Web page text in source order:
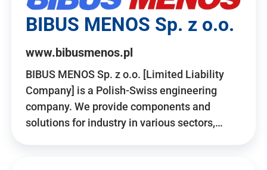
BIBUS MENOS Sp. z o.o.
www.bibusmenos.pl
BIBUS MENOS Sp. z o.o. [Limited Liability
Company] is a Polish-Swiss engineering
company. We provide components and
solutions for industry in various sectors,…